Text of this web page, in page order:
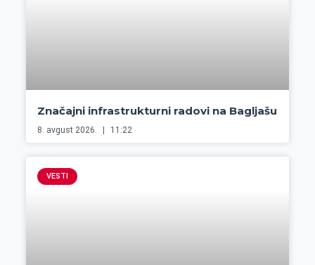
Značajni infrastrukturni radovi na Bagljašu
8. avgust 2026. 11:22
VESTI